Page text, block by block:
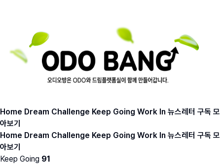
Home Dream Challenge Keep Going Work In 뉴스레터 구독 모
아보기
Home Dream Challenge Keep Going Work In 뉴스레터 구독 모
아보기
Keep Going 91